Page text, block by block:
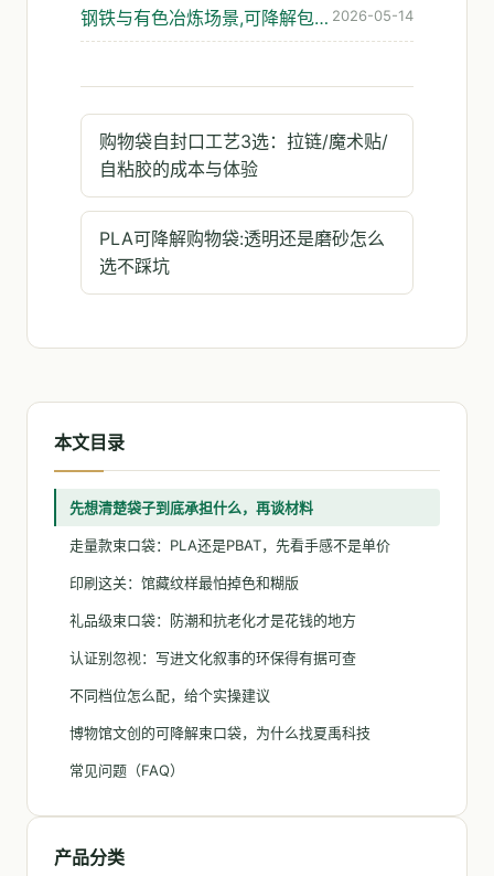
钢铁与有色冶炼场景,可降解包装真的扛得住吗 2026-05-14
购物袋自封口工艺3选：拉链/魔术贴/
自粘胶的成本与体验
PLA可降解购物袋:透明还是磨砂怎么
选不踩坑
本文目录
先想清楚袋子到底承担什么，再谈材料
走量款束口袋：PLA还是PBAT，先看手感不是单价
印刷这关：馆藏纹样最怕掉色和糊版
礼品级束口袋：防潮和抗老化才是花钱的地方
认证别忽视：写进文化叙事的环保得有据可查
不同档位怎么配，给个实操建议
博物馆文创的可降解束口袋，为什么找夏禹科技
常见问题（FAQ）
产品分类